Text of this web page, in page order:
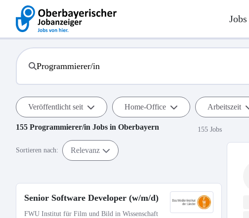
Jobs
Veröffentlicht seit Home-Office Arbeitszeit
155 Programmierer/in Jobs in Oberbayern 155 Jobs
Sortieren nach: Relevanz
Senior Software Developer (w/m/d)
FWU Institut für Film und Bild in Wissenschaft